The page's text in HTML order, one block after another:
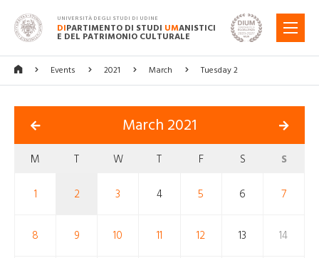
UNIVERSITÀ DEGLI STUDI DI UDINE
DIPARTIMENTO DI STUDI UMANISTICI
E DEL PATRIMONIO CULTURALE
MENU
Events 2021 March Tuesday 2
March 2021
M T W T F S S
1 2 3 4 5 6 7
8 9 10 11 12 13 14